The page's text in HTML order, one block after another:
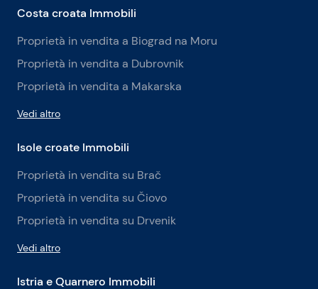
Costa croata Immobili
Proprietà in vendita a Biograd na Moru
Proprietà in vendita a Dubrovnik
Proprietà in vendita a Makarska
Vedi altro
Isole croate Immobili
Proprietà in vendita su Brač
Proprietà in vendita su Čiovo
Proprietà in vendita su Drvenik
Vedi altro
Istria e Quarnero Immobili